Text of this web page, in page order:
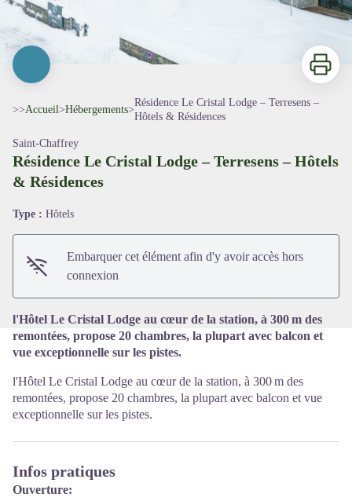
Imprimer
>>Accueil>Hébergements>
Résidence Le Cristal Lodge – Terresens –
Hôtels & Résidences
Saint-Chaffrey
Résidence Le Cristal Lodge – Terresens – Hôtels
& Résidences
Type : Hôtels
Embarquer cet élément afin d'y avoir accès hors
connexion
l'Hôtel Le Cristal Lodge au cœur de la station, à 300 m des
remontées, propose 20 chambres, la plupart avec balcon et
vue exceptionnelle sur les pistes.
l'Hôtel Le Cristal Lodge au cœur de la station, à 300 m des
remontées, propose 20 chambres, la plupart avec balcon et vue
exceptionnelle sur les pistes.
Infos pratiques
Ouverture: